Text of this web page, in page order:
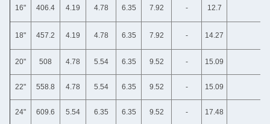
16" 406.4 4.19 4.78 6.35 7.92 - 12.7
18" 457.2 4.19 4.78 6.35 7.92 - 14.27
20" 508 4.78 5.54 6.35 9.52 - 15.09
22" 558.8 4.78 5.54 6.35 9.52 - 15.09
24" 609.6 5.54 6.35 6.35 9.52 - 17.48